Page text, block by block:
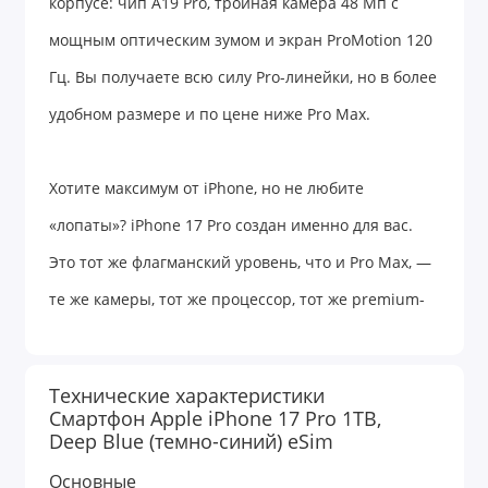
мощным оптическим зумом и экран ProMotion 120
Гц. Вы получаете всю силу Pro-линейки, но в более
удобном размере и по цене ниже Pro Max.
Хотите максимум от iPhone, но не любите
«лопаты»? iPhone 17 Pro создан именно для вас.
Это тот же флагманский уровень, что и Pro Max, —
те же камеры, тот же процессор, тот же premium-
любой карман.
Внутри — чип Apple A19 Pro и 12 ГБ оперативной
Технические характеристики
Смартфон Apple iPhone 17 Pro 1TB,
Deep Blue (темно-синий) eSim
Основные